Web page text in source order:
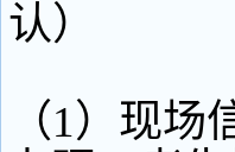
认）
（1）现